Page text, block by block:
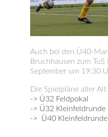
Auch bei den Ü40-
Bruchhausen zum
September um 19:30
Die Spielpläne aller
-> Ü32 Feldpokal
-> Ü32 Kleinfeldrunde
-> Ü40 Kleinfeldrunde